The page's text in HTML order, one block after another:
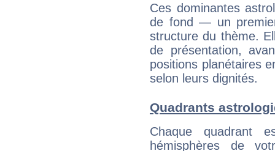
Ces dominantes
de fond — un
structure du thème.
de présentation,
positions planétaires
selon leurs dignités.
Quadrants
Chaque quadrant
hémisphères de